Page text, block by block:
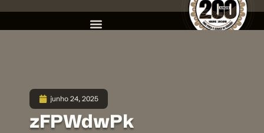
junho 24, 2025
zFPWdwPk